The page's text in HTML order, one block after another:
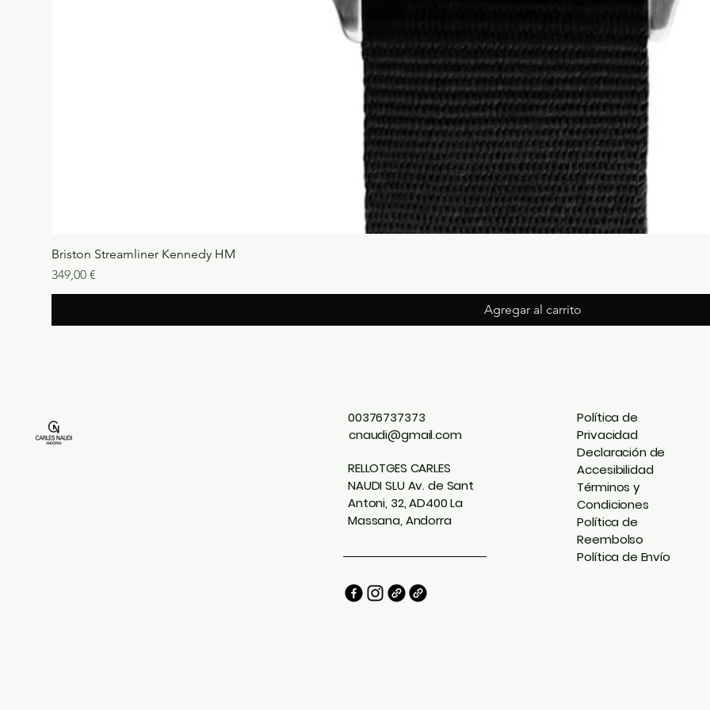
Briston Streamliner Kennedy HM
Precio
349,00 €
Agregar al carrito
00376737373
cnaudi@gmail.com
RELLOTGES CARLES
NAUDI SLU Av. de Sant
Antoni, 32, AD400 La
Massana, Andorra
Política de
Privacidad
Declaración de
Accesibilidad
Términos y
Condiciones
Política de
Reembolso
Política de Envío